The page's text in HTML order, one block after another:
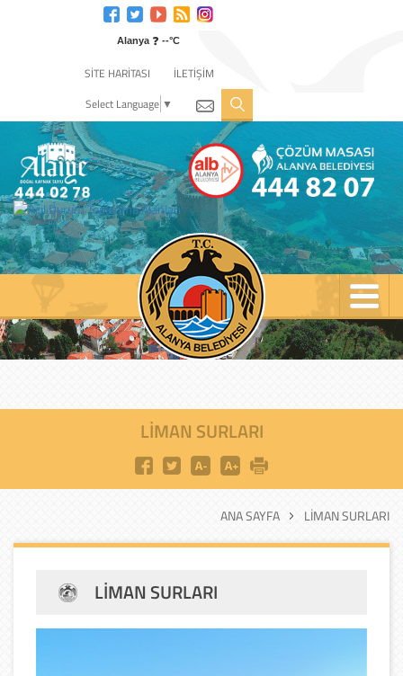
Alanya ❓ --°C
SİTE HARİTASI
İLETİŞİM
Select Language ▼
LIMAN SURLARI
ANA SAYFA LIMAN SURLARI
LIMAN SURLARI